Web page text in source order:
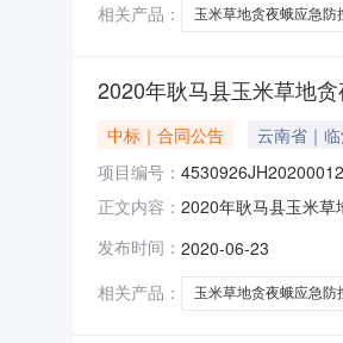
相关产品：
玉米草地贪夜蛾应急防
2020年耿马县玉米草地
中标｜合同公告 云南省｜
项目编号：
正文内容： 2020年耿马县玉米
(乙方)：楚雄科丰植
发布时间： 2020-06-23
相关产品：
玉米草地贪夜蛾应急防